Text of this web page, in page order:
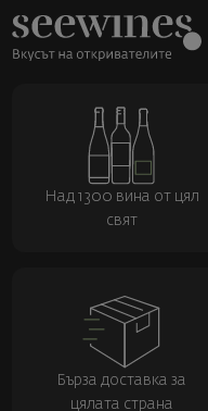
Над 1300 вина от цял
свят
Бърза доставка за
цялата страна